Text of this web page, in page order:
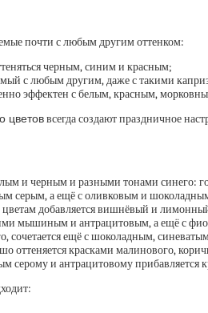
почти с любым другим оттенком:
черным, синим и красным;
с любым другим, даже с такими
эффектен с белым, красным,
цветоввсегда создают праздничное
и черным и разными тонами синего:
серым, а ещё с оливковым и
добавляется вишнёвый и
мышиным и антрацитовым, а ещё с
сочетается ещё с шоколадным,
оттеняется красками малинового,
серому и антрацитовому